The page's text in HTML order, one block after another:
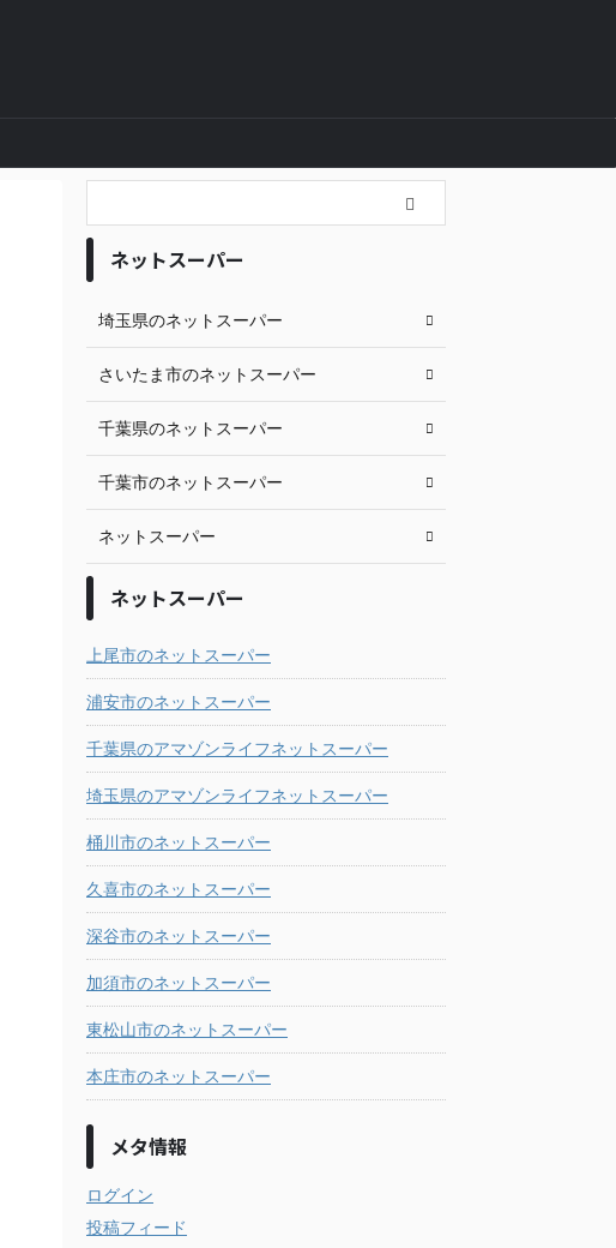
ネットスーパー
埼玉県のネットスーパー
さいたま市のネットスーパー
千葉県のネットスーパー
千葉市のネットスーパー
ネットスーパー
ネットスーパー
上尾市のネットスーパー
浦安市のネットスーパー
千葉県のアマゾンライフネットスーパー
埼玉県のアマゾンライフネットスーパー
桶川市のネットスーパー
久喜市のネットスーパー
深谷市のネットスーパー
加須市のネットスーパー
東松山市のネットスーパー
本庄市のネットスーパー
メタ情報
ログイン
投稿フィード